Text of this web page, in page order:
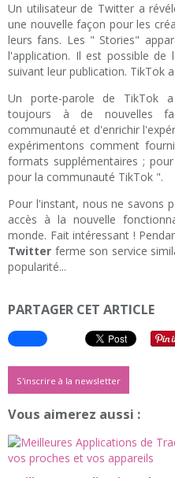
Un utilisateur de Twitter a
une nouvelle façon pour les
leurs fans. Les " Stories"
l'application. Il est possible de
suivant leur publication. TikTok
Un porte-parole de TikTok
toujours à de nouvelles
communauté et d'enrichir
expérimentons comment
formats supplémentaires ;
pour la communauté TikTok ".
Pour l'instant, nous ne savons
accès à la nouvelle
monde. Fait intéressant !
Twitter ferme son service
popularité...
PARTAGER CET ARTICLE
S'inscrire à la newsletter
Vous aimerez aussi :